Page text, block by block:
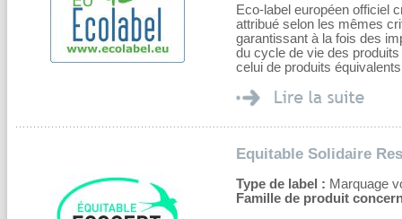
Eco-label européen officiel
attribué selon les mêmes
garantissant à la fois des
du cycle de vie des
celui de produits équivalents
Equitable Solidaire
Type de label : Marquage
Famille de produit